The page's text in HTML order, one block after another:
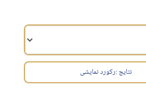
نتایج :رکورد نمایشی